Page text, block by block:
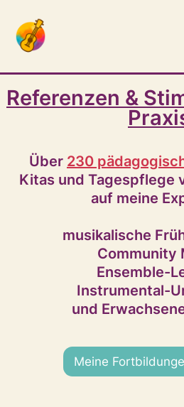
Referenzen &
Über 230
Kitas und Tagespflege
auf meine
musikalische
Community
Ensemble-
Instrumental-
und
Meine